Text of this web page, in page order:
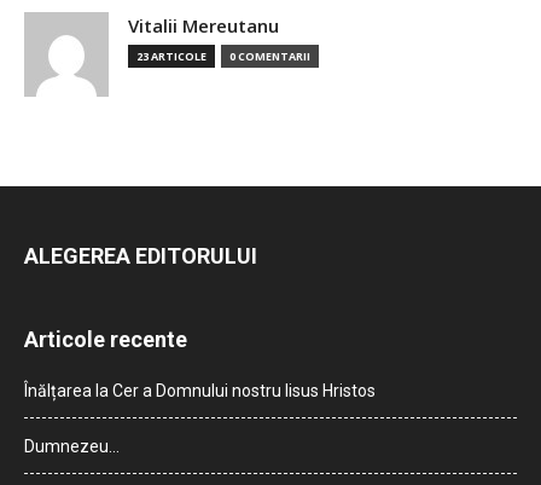
Vitalii Mereutanu
23 ARTICOLE 0 COMENTARII
ALEGEREA EDITORULUI
Articole recente
Înălțarea la Cer a Domnului nostru Iisus Hristos
Dumnezeu…